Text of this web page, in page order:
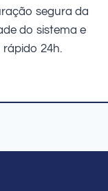
segura da
do sistema e
24h.